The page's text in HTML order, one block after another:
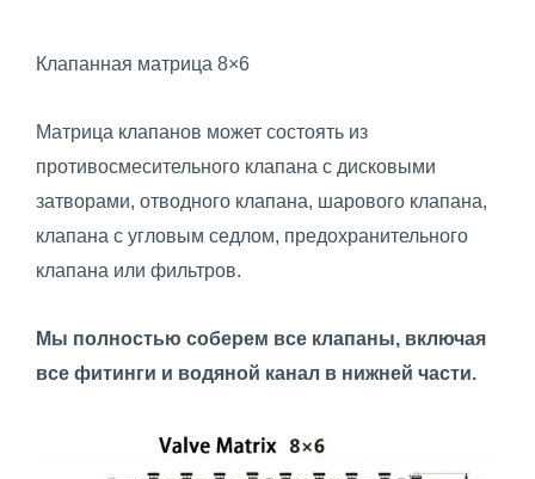
Клапанная матрица 8×6
Матрица клапанов может состоять из
противосмесительного клапана с дисковыми
затворами, отводного клапана, шарового клапана,
клапана с угловым седлом, предохранительного
клапана или фильтров.
Мы полностью соберем все клапаны, включая
все фитинги и водяной канал в нижней части.